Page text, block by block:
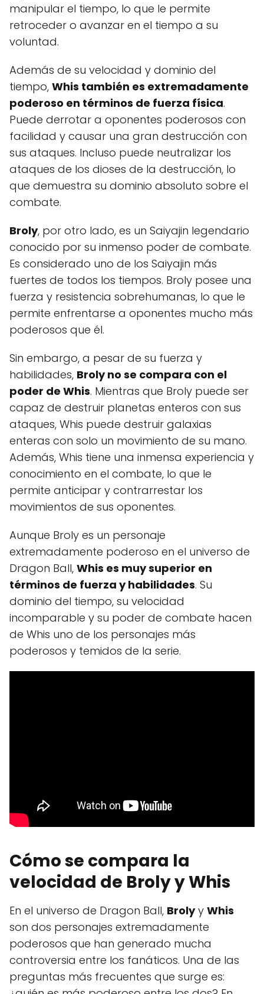
manipular el tiempo, lo que le permite
retroceder o avanzar en el tiempo a su
voluntad.
Además de su velocidad y dominio del
tiempo, Whis también es extremadamente
poderoso en términos de fuerza física.
Puede derrotar a oponentes poderosos con
facilidad y causar una gran destrucción con
sus ataques. Incluso puede neutralizar los
ataques de los dioses de la destrucción, lo
que demuestra su dominio absoluto sobre el
combate.
Broly, por otro lado, es un Saiyajin legendario
conocido por su inmenso poder de combate.
Es considerado uno de los Saiyajin más
fuertes de todos los tiempos. Broly posee una
fuerza y resistencia sobrehumanas, lo que le
permite enfrentarse a oponentes mucho más
poderosos que él.
Sin embargo, a pesar de su fuerza y
habilidades, Broly no se compara con el
poder de Whis. Mientras que Broly puede ser
capaz de destruir planetas enteros con sus
ataques, Whis puede destruir galaxias
enteras con solo un movimiento de su mano.
Además, Whis tiene una inmensa experiencia y
conocimiento en el combate, lo que le
permite anticipar y contrarrestar los
movimientos de sus oponentes.
Aunque Broly es un personaje
extremadamente poderoso en el universo de
Dragon Ball, Whis es muy superior en
términos de fuerza y habilidades. Su
dominio del tiempo, su velocidad
incomparable y su poder de combate hacen
de Whis uno de los personajes más
poderosos y temidos de la serie.
Cómo se compara la
velocidad de Broly y Whis
En el universo de Dragon Ball, Brolyy Whis
son dos personajes extremadamente
poderosos que han generado mucha
controversia entre los fanáticos. Una de las
preguntas más frecuentes que surge es: